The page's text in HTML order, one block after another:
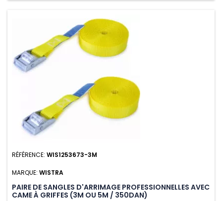
RÉFÉRENCE: WIS1253673-3M
MARQUE: WISTRA
PAIRE DE SANGLES D'ARRIMAGE PROFESSIONNELLES AVEC
CAME À GRIFFES (3M OU 5M / 350DAN)